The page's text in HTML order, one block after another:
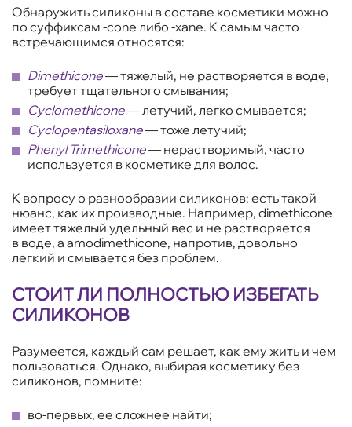
Обнаружить силиконы в составе косметики можно
по суффиксам -cone либо -xane. К самым часто
встречающимся относятся:
Dimethicone— тяжелый, не растворяется в воде,
требует тщательного смывания;
Cyclomethicone— летучий, легко смывается;
Cyclopentasiloxane— тоже летучий;
Phenyl Trimethicone— нерастворимый, часто
используется в косметике для волос.
К вопросу о разнообразии силиконов: есть такой
нюанс, как их производные. Например, dimethicone
имеет тяжелый удельный вес и не растворяется
в воде, а amodimethicone, напротив, довольно
легкий и смывается без проблем.
СТОИТ ЛИ ПОЛНОСТЬЮ ИЗБЕГАТЬ
СИЛИКОНОВ
Разумеется, каждый сам решает, как ему жить и чем
пользоваться. Однако, выбирая косметику без
силиконов, помните:
во-первых, ее сложнее найти;